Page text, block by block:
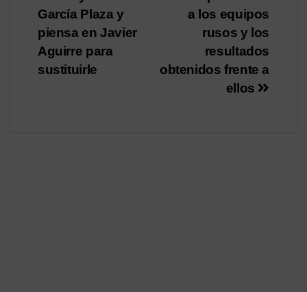
de
entradas
a los equipos
rusos y los
resultados
obtenidos frente a
ellos
García Plaza y
piensa en Javier
Aguirre para
sustituirle